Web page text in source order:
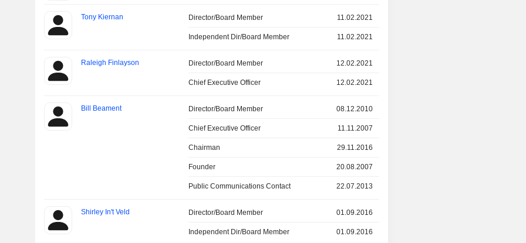
Tony Kiernan Director/Board Member 11.02.2021
Independent Dir/Board Member 11.02.2021
Raleigh Finlayson Director/Board Member 12.02.2021
Chief Executive Officer 12.02.2021
Bill Beament Director/Board Member 08.12.2010
Chief Executive Officer 11.11.2007
Chairman 29.11.2016
Founder 20.08.2007
Public Communications Contact 22.07.2013
Shirley In't Veld Director/Board Member 01.09.2016
Independent Dir/Board Member 01.09.2016